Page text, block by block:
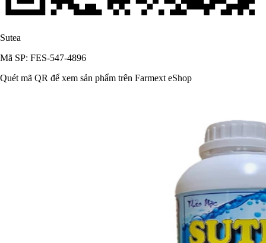
Sutea
Mã SP: FES-547-4896
Quét mã QR để xem sản phẩm trên Farmext eShop